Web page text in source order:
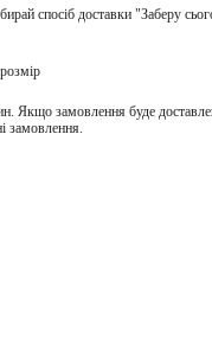
спосіб доставки "Заберу
Якщо замовлення буде
замовлення.